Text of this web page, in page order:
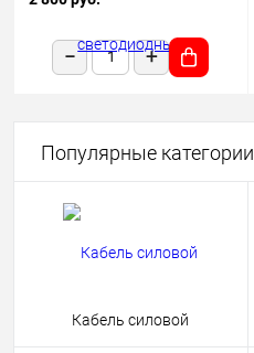
Популярные категории
Кабель силовой